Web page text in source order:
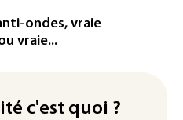
victime d'une
la fuite des
ondes, vraie
vraie...
c'est quoi ?